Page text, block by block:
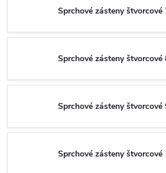
Sprchové zásteny štvorcové
Sprchové zásteny štvorcové
Sprchové zásteny štvorcové
Sprchové zásteny štvorcové